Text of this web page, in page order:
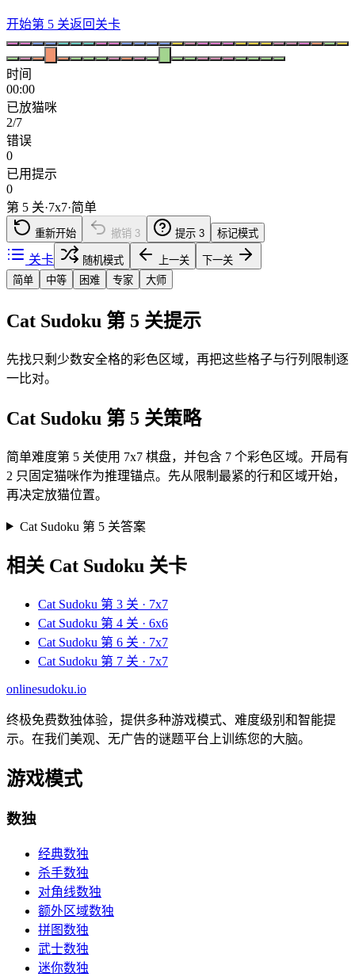
开始第 5 关返回关卡
时间
00:00
已放猫咪
2/7
错误
0
已用提示
0
第 5 关·7x7·简单
重新开始 撤销 3 提示 3 标记模式
关卡 随机模式 上一关
下一关
简单
中等 困难 专家 大师
Cat Sudoku 第 5 关提示
先找只剩少数安全格的彩色区域，再把这些格子与行列限制逐
一比对。
Cat Sudoku 第 5 关策略
简单难度第 5 关使用 7x7 棋盘，并包含 7 个彩色区域。开局有
2 只固定猫咪作为推理锚点。先从限制最紧的行和区域开始，
再决定放猫位置。
Cat Sudoku 第 5 关答案
相关 Cat Sudoku 关卡
Cat Sudoku 第 3 关 · 7x7
Cat Sudoku 第 4 关 · 6x6
Cat Sudoku 第 6 关 · 7x7
Cat Sudoku 第 7 关 · 7x7
onlinesudoku.io
终极免费数独体验，提供多种游戏模式、难度级别和智能提
示。在我们美观、无广告的谜题平台上训练您的大脑。
游戏模式
数独
经典数独
杀手数独
对角线数独
额外区域数独
拼图数独
武士数独
迷你数独